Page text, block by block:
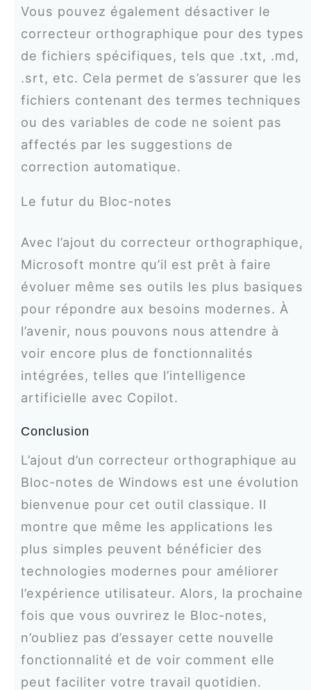
Vous pouvez également désactiver le
correcteur orthographique pour des types
de fichiers spécifiques, tels que .txt, .md,
.srt, etc. Cela permet de s’assurer que les
fichiers contenant des termes techniques
ou des variables de code ne soient pas
affectés par les suggestions de
correction automatique.
Le futur du Bloc-notes
Avec l’ajout du correcteur orthographique,
Microsoft montre qu’il est prêt à faire
évoluer même ses outils les plus basiques
pour répondre aux besoins modernes. À
l’avenir, nous pouvons nous attendre à
voir encore plus de fonctionnalités
intégrées, telles que l’intelligence
artificielle avec Copilot.
Conclusion
L’ajout d’un correcteur orthographique au
Bloc-notes de Windows est une évolution
bienvenue pour cet outil classique. Il
montre que même les applications les
plus simples peuvent bénéficier des
technologies modernes pour améliorer
l’expérience utilisateur. Alors, la prochaine
fois que vous ouvrirez le Bloc-notes,
n’oubliez pas d’essayer cette nouvelle
fonctionnalité et de voir comment elle
peut faciliter votre travail quotidien.